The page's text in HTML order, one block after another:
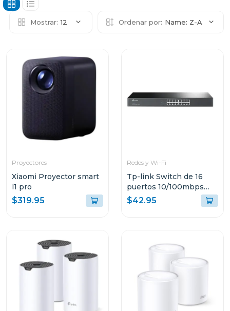
Mostrar: 12 Ordenar por: Name: Z-A
Proyectores
Xiaomi Proyector smart
l1 pro
$319.95
Redes y Wi-Fi
Tp-link Switch de 16
puertos 10/100mbps
para montaje en rack
tlsf10
$42.95